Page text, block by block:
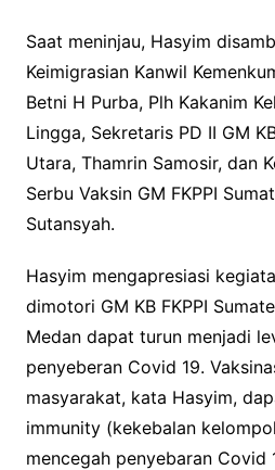
Saat meninjau, Hasyim
Keimigrasian Kanwil
Betni H Purba, Plh Kakanim
Lingga, Sekretaris PD II GM
Utara, Thamrin Samosir, dan
Serbu Vaksin GM FKPPI
Sutansyah.
Hasyim mengapresiasi
dimotori GM KB FKPPI
Medan dapat turun menjadi
penyeberan Covid 19.
masyarakat, kata Hasyim,
immunity (kekebalan
mencegah penyebaran Covid